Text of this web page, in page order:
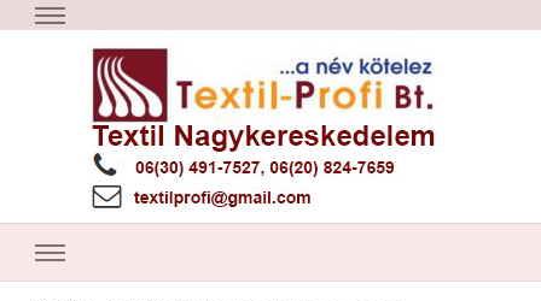
Textil Győr
Textil nagykereskedelem – Győr